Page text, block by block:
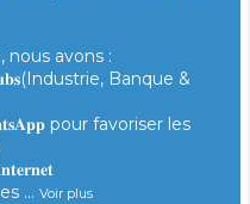
nous avons :
Banque &
pour favoriser les
... Voir plus